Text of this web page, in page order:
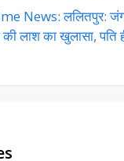
News: ललितपुर:
लाश का खुलासा, पति